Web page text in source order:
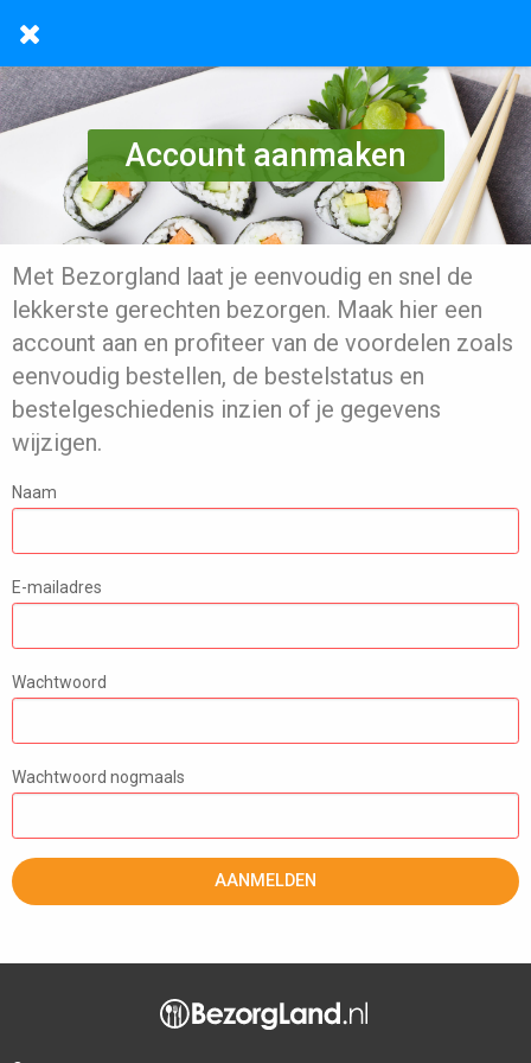
Account aanmaken
Met Bezorgland laat je eenvoudig en snel de
lekkerste gerechten bezorgen. Maak hier een
account aan en profiteer van de voordelen zoals
eenvoudig bestellen, de bestelstatus en
bestelgeschiedenis inzien of je gegevens
wijzigen.
Naam
E-mailadres
Wachtwoord
Wachtwoord nogmaals
AANMELDEN